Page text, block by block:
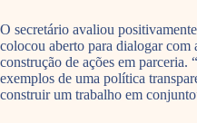
O secretário avaliou
colocou aberto para dialogar com
construção de ações em parceria.
exemplos de uma política
construir um trabalho em